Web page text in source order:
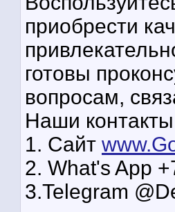
приобрести
готовы
вопросам,
Наши
1. Сайт
2. What's App
3.Telegram